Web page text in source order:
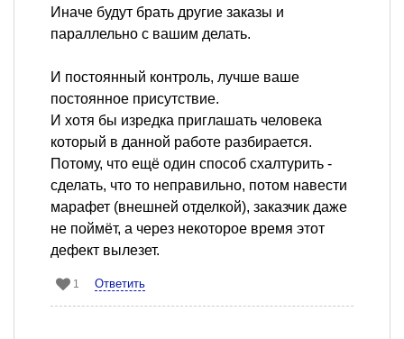
Иначе будут брать другие заказы и
параллельно с вашим делать.
И постоянный контроль, лучше ваше
постоянное присутствие.
И хотя бы изредка приглашать человека
который в данной работе разбирается.
Потому, что ещё один способ схалтурить -
сделать, что то неправильно, потом навести
марафет (внешней отделкой), заказчик даже
не поймёт, а через некоторое время этот
дефект вылезет.
1 Ответить